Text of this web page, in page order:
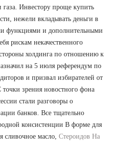
газа. Инвестору проще купить
нежели вкладывать деньги в
функциями и дополнительными
рискам некачественного
холдинга по отношению к
на 5 июля референдум по
и призвал избирателей от
зрения новостного фона
стали разговоры о
банков. Все тщательно
консистенции В форме для
сливочное масло, Стероидов На